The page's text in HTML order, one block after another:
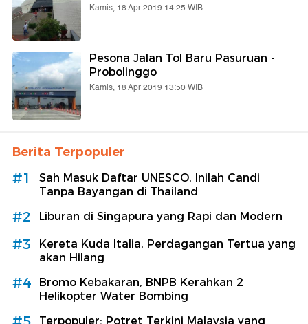
Kamis, 18 Apr 2019 14:25 WIB
Pesona Jalan Tol Baru Pasuruan -
Probolinggo
Kamis, 18 Apr 2019 13:50 WIB
Berita Terpopuler
#1
Sah Masuk Daftar UNESCO, Inilah Candi
Tanpa Bayangan di Thailand
#2 Liburan di Singapura yang Rapi dan Modern
#3
Kereta Kuda Italia, Perdagangan Tertua yang
akan Hilang
#4
Bromo Kebakaran, BNPB Kerahkan 2
Helikopter Water Bombing
Terpopuler: Potret Terkini Malaysia yang